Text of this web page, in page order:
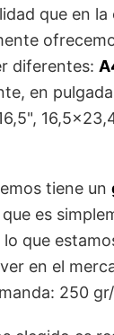
que en la
diferentes:
en
tiene un
es
que
en el
250